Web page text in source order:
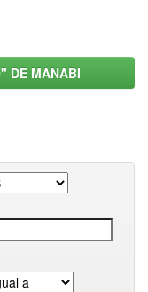
DE MANABI